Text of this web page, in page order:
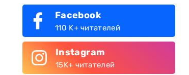
Facebook
110 K+ читателей
Instagram
15K+ читателей